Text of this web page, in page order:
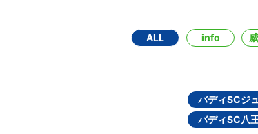
ALL info
バディSCジ
バディSC八